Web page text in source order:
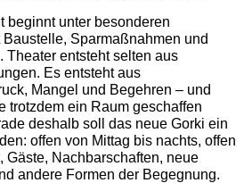
beginnt unter besonderen
Sparmaßnahmen und
Theater entsteht selten aus
Es entsteht aus
Mangel und Begehren – und
trotzdem ein Raum geschaffen
deshalb soll das neue Gorki ein
offen von Mittag bis nachts, offen
Gäste, Nachbarschaften, neue
andere Formen der Begegnung.